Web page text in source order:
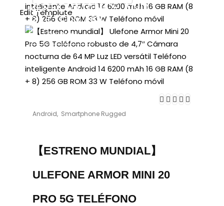
Edit Template
Android, Smartphone Rugged
【ESTRENO MUNDIAL】
ULEFONE ARMOR MINI 20
PRO 5G TELÉFONO
PERFORMANCE AND
BATTERY LIFE
Buy Now